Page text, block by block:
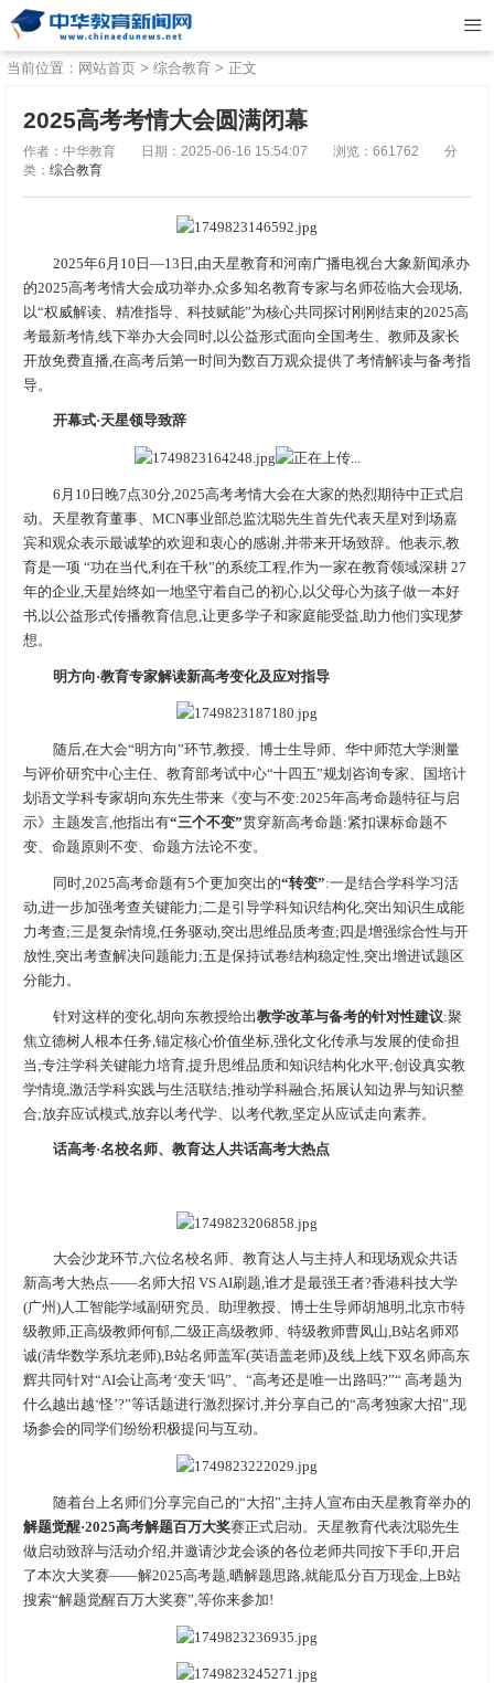
当前位置： 网站首页 > 综合教育 > 正文
2025高考考情大会圆满闭幕
作者：中华教育 日期：2025-06-16 15:54:07 浏览：661762
分
类： 综合教育
2025年6月10日—13日,由天星教育和河南广播电视台大象新闻承办
的2025高考考情大会成功举办,众多知名教育专家与名师莅临大会现场,
以“权威解读、精准指导、科技赋能”为核心共同探讨刚刚结束的2025高
考最新考情,线下举办大会同时,以公益形式面向全国考生、教师及家长
开放免费直播,在高考后第一时间为数百万观众提供了考情解读与备考指
导。
开幕式·天星领导致辞
6月10日晚7点30分,2025高考考情大会在大家的热烈期待中正式启
动。天星教育董事、MCN事业部总监沈聪先生首先代表天星对到场嘉
宾和观众表示最诚挚的欢迎和衷心的感谢,并带来开场致辞。他表示,教
育是一项 “功在当代,利在千秋”的系统工程,作为一家在教育领域深耕 27
年的企业,天星始终如一地坚守着自己的初心,以父母心为孩子做一本好
书,以公益形式传播教育信息,让更多学子和家庭能受益,助力他们实现梦
想。
明方向·教育专家解读新高考变化及应对指导
随后,在大会“明方向”环节,教授、博士生导师、华中师范大学测量
与评价研究中心主任、教育部考试中心“十四五”规划咨询专家、国培计
划语文学科专家胡向东先生带来《变与不变:2025年高考命题特征与启
示》主题发言,他指出有“三个不变”贯穿新高考命题:紧扣课标命题不
变、命题原则不变、命题方法论不变。
同时,2025高考命题有5个更加突出的“转变”:一是结合学科学习活
动,进一步加强考查关键能力;二是引导学科知识结构化,突出知识生成能
力考查;三是复杂情境,任务驱动,突出思维品质考查;四是增强综合性与开
放性,突出考查解决问题能力;五是保持试卷结构稳定性,突出增进试题区
分能力。
针对这样的变化,胡向东教授给出教学改革与备考的针对性建议:聚
焦立德树人根本任务,锚定核心价值坐标,强化文化传承与发展的使命担
当;专注学科关键能力培育,提升思维品质和知识结构化水平;创设真实教
学情境,激活学科实践与生活联结;推动学科融合,拓展认知边界与知识整
合;放弃应试模式,放弃以考代学、以考代教,坚定从应试走向素养。
话高考·名校名师、教育达人共话高考大热点
大会沙龙环节,六位名校名师、教育达人与主持人和现场观众共话
新高考大热点——名师大招 VS AI刷题,谁才是最强王者?香港科技大学
(广州)人工智能学域副研究员、助理教授、博士生导师胡旭明,北京市特
级教师,正高级教师何郁,二级正高级教师、特级教师曹凤山,B站名师邓
诚(清华数学系坑老师),B站名师盖军(英语盖老师)及线上线下双名师高东
辉共同针对“AI会让高考‘变天’吗”、“高考还是唯一出路吗?”“ 高考题为
什么越出越‘怪’?”等话题进行激烈探讨,并分享自己的“高考独家大招”,现
场参会的同学们纷纷积极提问与互动。
随着台上名师们分享完自己的“大招”,主持人宣布由天星教育举办的
解题觉醒·2025高考解题百万大奖赛正式启动。天星教育代表沈聪先生
做启动致辞与活动介绍,并邀请沙龙会谈的各位老师共同按下手印,开启
了本次大奖赛——解2025高考题,晒解题思路,就能瓜分百万现金,上B站
搜索“解题觉醒百万大奖赛”,等你来参加!